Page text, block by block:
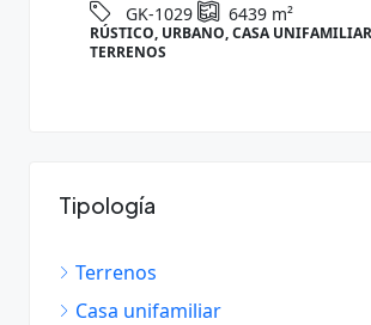
GK-1029 6439 m²
RÚSTICO, URBANO, CASA
TERRENOS
Tipología
Terrenos
Casa unifamiliar